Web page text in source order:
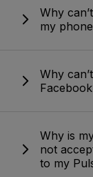
Why
my
Why
Why is
not
to my